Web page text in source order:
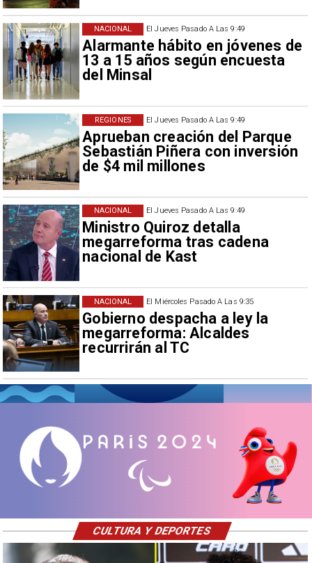
El Jueves Pasado A Las 9:49
Alarmante hábito en jóvenes de
13 a 15 años según encuesta
del Minsal
NACIONAL
El Jueves Pasado A Las 9:49
Aprueban creación del Parque
Sebastián Piñera con inversión
de $4 mil millones
REGIONES
El Jueves Pasado A Las 9:49
Ministro Quiroz detalla
megarreforma tras cadena
nacional de Kast
NACIONAL
El Miércoles Pasado A Las 9:35
Gobierno despacha a ley la
megarreforma: Alcaldes
recurrirán al TC
NACIONAL
CULTURA Y DEPORTES